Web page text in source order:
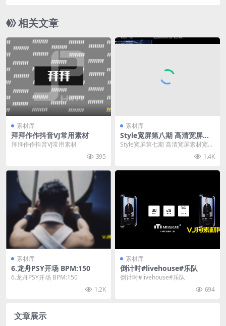
相关文章
素材库
拜拜作作抖音VJ常用素材
拜拜作作抖音VJ常用素材
395
素材库
Style宽屏第八期 高清宽屏素
材宽屏第八期
Style宽屏第七期 高清宽屏素材宽屏
1.4K
素材库
6.龙舟PSY开场 BPM:150
6.龙舟PSY开场 BPM:150
1.2K
素材库
倒计时#livehouse#乐队
倒计时#livehouse#乐队
694
文章展示